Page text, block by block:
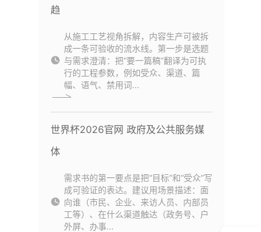
趋
从施工工艺视角拆解，内容生产可被拆
成一条可验收的流水线。第一步是选题
与需求澄清：把“要一篇稿”翻译为可执
行的工程参数，例如受众、渠道、篇
幅、语气、禁用词...
世界杯2026官网 政府及公共服务媒
体
需求书的第一要点是把“目标”和“受众”写
成可验证的表达。建议用场景描述：面
向谁（市民、企业、来访人员、内部员
工等）、在什么渠道触达（政务号、户
外屏、办事...